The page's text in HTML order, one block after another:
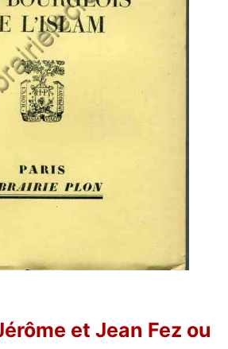
et Jean Fez ou